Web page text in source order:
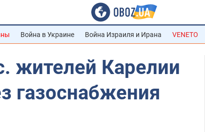
Война в Украине Война Израиля и Ирана VENETO
жителей Карелии
газоснабжения